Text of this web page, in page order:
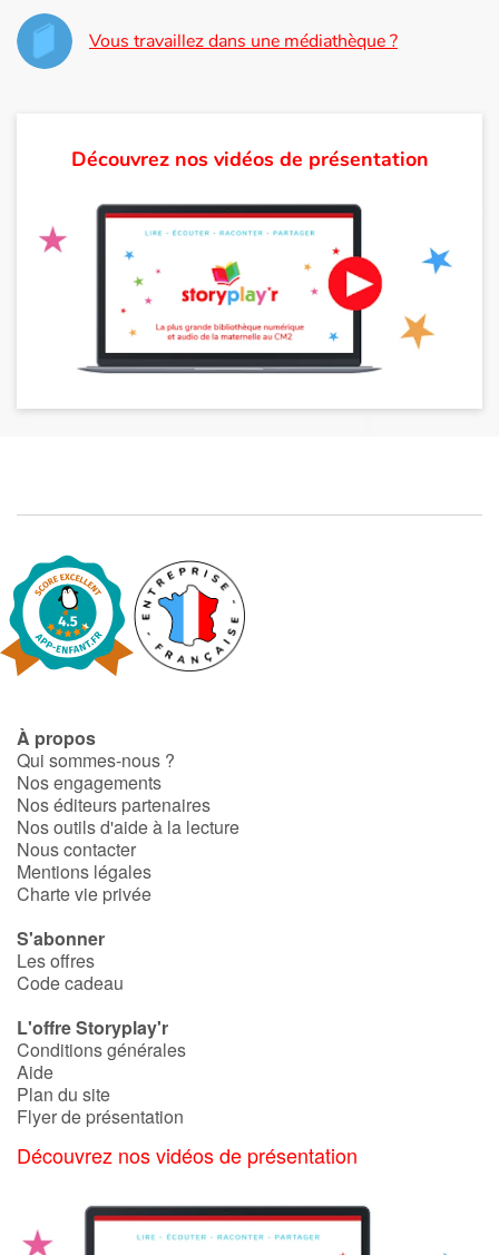
Vous travaillez dans une médiathèque ?
Découvrez nos vidéos de présentation
À propos
Qui sommes-nous ?
Nos engagements
Nos éditeurs partenaires
Nos outils d'aide à la lecture
Nous contacter
Mentions légales
Charte vie privée
S'abonner
Les offres
Code cadeau
L'offre Storyplay'r
Conditions générales
Aide
Plan du site
Flyer de présentation
Découvrez nos vidéos de présentation